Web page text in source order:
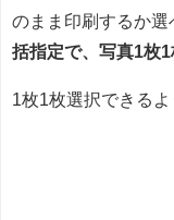
のまま印刷するか選
括指定で、写真1枚1
1枚1枚選択できるよ